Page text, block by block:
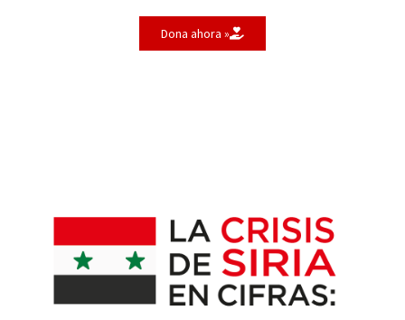
Dona ahora »